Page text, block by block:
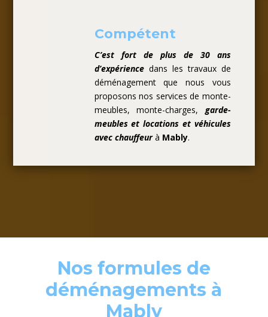
Compétent
C’est fort de plus de 30 ans
d’expériencedans les travaux de
déménagement que nous vous
proposons nos services de monte-
meubles, monte-charges,garde-
meubles et locations et véhicules
avec chauffeurà Mably.
Nos formules de
déménagements à
Mably